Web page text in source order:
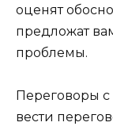
оценят
предложат
проблемы.
Переговоры
вести